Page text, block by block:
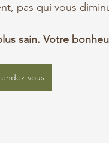
pas qui vous
sain. Votre
vous